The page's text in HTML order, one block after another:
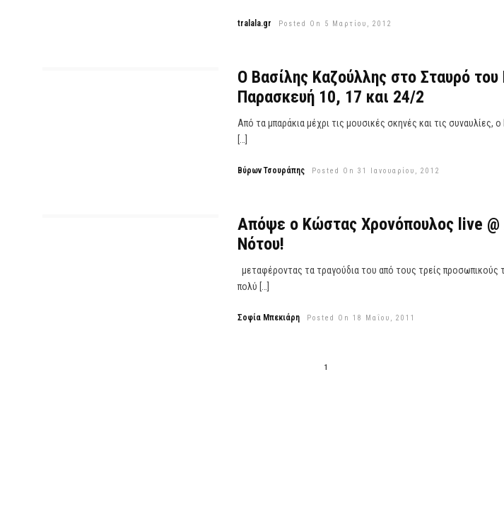
tralala.gr Posted On 5 Μαρτίου, 2012
O Βασίλης Καζούλλης στο Σταυρό του
Παρασκευή 10, 17 και 24/2
Από τα μπαράκια μέχρι τις μουσικές σκηνές και τις συναυλίες,
[…]
Βύρων Τσουράπης Posted On 31 Ιανουαρίου, 2012
Απόψε ο Κώστας Χρονόπουλος live @
Νότου!
μεταφέροντας τα τραγούδια του από τους τρείς προσωπικούς
πολύ […]
Σοφία Μπεκιάρη Posted On 18 Μαΐου, 2011
1